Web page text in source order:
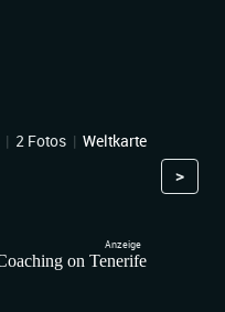
| 2 Fotos | Weltkarte
>